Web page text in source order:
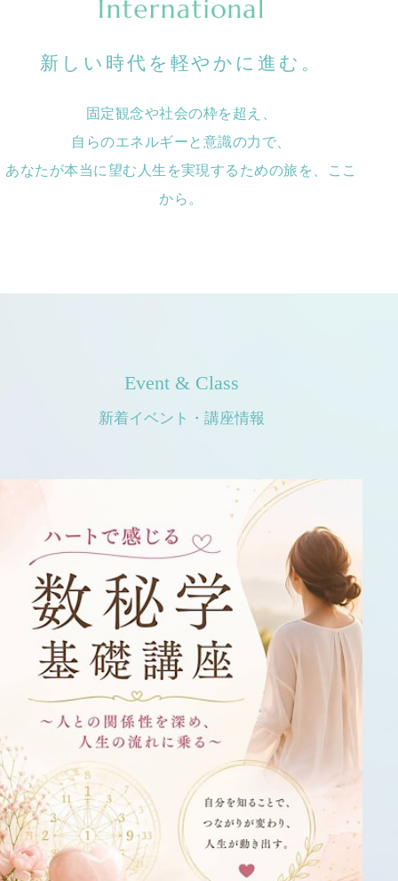
新しい時代を軽やかに進む。
固定観念や社会の枠を超え、
自らのエネルギーと意識の力で、
あなたが本当に望む人生を実現するための旅を、ここ
から。
Event & Class
新着イベント・講座情報